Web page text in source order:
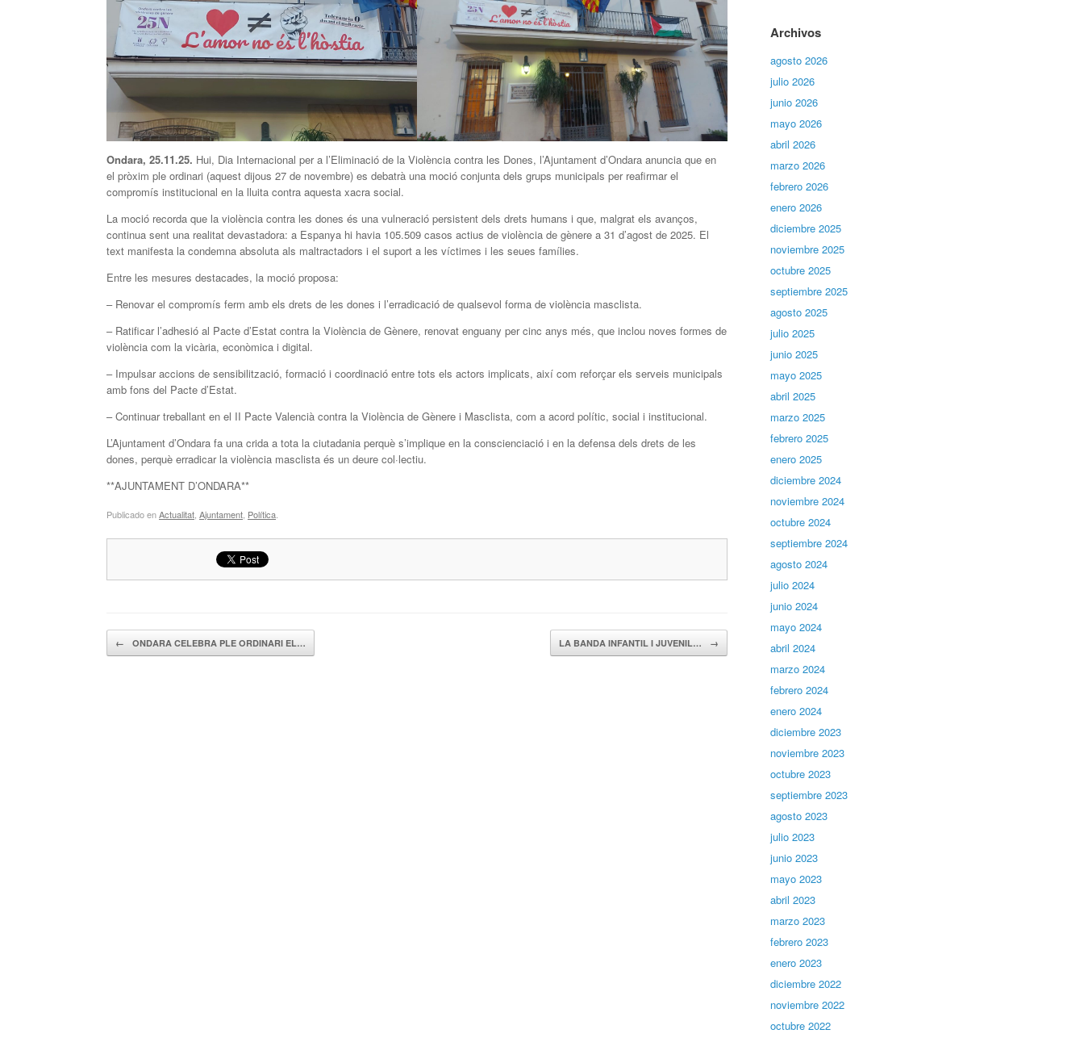
Ondara, 25.11.25. Hui, Dia Internacional per a l’Eliminació de la Violència contra les Dones, l’Ajuntament d’Ondara anuncia que en
el pròxim ple ordinari (aquest dijous 27 de novembre) es debatrà una moció conjunta dels grups municipals per reafirmar el
compromís institucional en la lluita contra aquesta xacra social.
La moció recorda que la violència contra les dones és una vulneració persistent dels drets humans i que, malgrat els avanços,
continua sent una realitat devastadora: a Espanya hi havia 105.509 casos actius de violència de gènere a 31 d’agost de 2025. El
text manifesta la condemna absoluta als maltractadors i el suport a les víctimes i les seues famílies.
Entre les mesures destacades, la moció proposa:
– Renovar el compromís ferm amb els drets de les dones i l’erradicació de qualsevol forma de violència masclista.
– Ratificar l’adhesió al Pacte d’Estat contra la Violència de Gènere, renovat enguany per cinc anys més, que inclou noves formes de
violència com la vicària, econòmica i digital.
– Impulsar accions de sensibilització, formació i coordinació entre tots els actors implicats, així com reforçar els serveis municipals
amb fons del Pacte d’Estat.
– Continuar treballant en el II Pacte Valencià contra la Violència de Gènere i Masclista, com a acord polític, social i institucional.
L’Ajuntament d’Ondara fa una crida a tota la ciutadania perquè s’implique en la conscienciació i en la defensa dels drets de les
dones, perquè erradicar la violència masclista és un deure col·lectiu.
**AJUNTAMENT D’ONDARA**
Publicado enActualitat, Ajuntament, Política.
Navegador de artículos
← ONDARA CELEBRA PLE ORDINARI EL… LA BANDA INFANTIL I JUVENIL… →
Archivos
agosto 2026
julio 2026
junio 2026
mayo 2026
abril 2026
marzo 2026
febrero 2026
enero 2026
diciembre 2025
noviembre 2025
octubre 2025
septiembre 2025
agosto 2025
julio 2025
junio 2025
mayo 2025
abril 2025
marzo 2025
febrero 2025
enero 2025
diciembre 2024
noviembre 2024
octubre 2024
septiembre 2024
agosto 2024
julio 2024
junio 2024
mayo 2024
abril 2024
marzo 2024
febrero 2024
enero 2024
diciembre 2023
noviembre 2023
octubre 2023
septiembre 2023
agosto 2023
julio 2023
junio 2023
mayo 2023
abril 2023
marzo 2023
febrero 2023
enero 2023
diciembre 2022
noviembre 2022
octubre 2022